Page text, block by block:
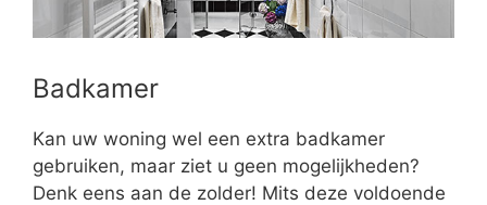
Badkamer
Kan uw woning wel een extra badkamer
gebruiken, maar ziet u geen mogelijkheden?
Denk eens aan de zolder! Mits deze voldoende